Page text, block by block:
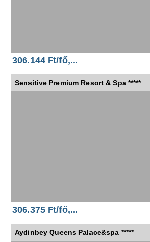
306.144 Ft/fő,...
Sensitive Premium Resort & Spa *****
306.375 Ft/fő,...
Aydinbey Queens Palace&spa *****